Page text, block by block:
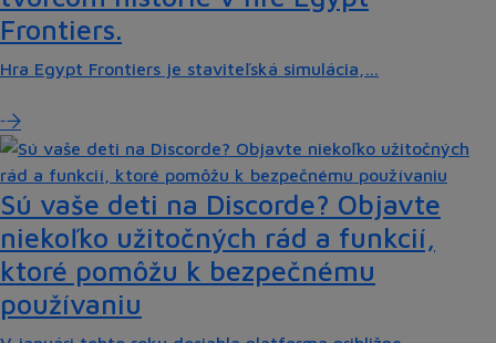
Frontiers.
Hra Egypt Frontiers je staviteľská simulácia,…
Sú vaše deti na Discorde? Objavte
niekoľko užitočných rád a funkcií,
ktoré pomôžu k bezpečnému
používaniu